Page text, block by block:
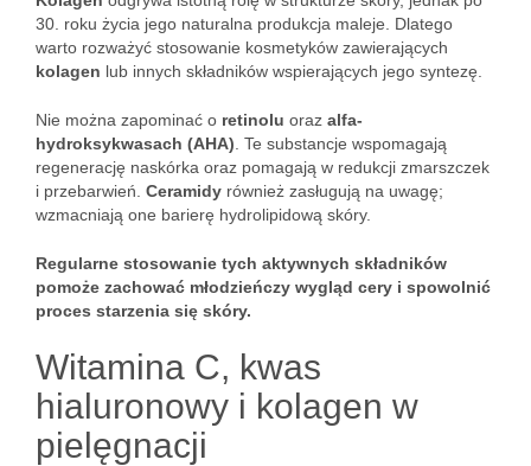
30. roku życia jego naturalna produkcja maleje. Dlatego
warto rozważyć stosowanie kosmetyków zawierających
kolagen lub innych składników wspierających jego syntezę.
Nie można zapominać o retinolu oraz alfa-
hydroksykwasach (AHA) . Te substancje wspomagają
regenerację naskórka oraz pomagają w redukcji zmarszczek
i przebarwień. Ceramidy również zasługują na uwagę;
wzmacniają one barierę hydrolipidową skóry.
Regularne stosowanie tych aktywnych składników
pomoże zachować młodzieńczy wygląd cery i spowolnić
proces starzenia się skóry.
Witamina C, kwas
hialuronowy i kolagen w
pielęgnacji